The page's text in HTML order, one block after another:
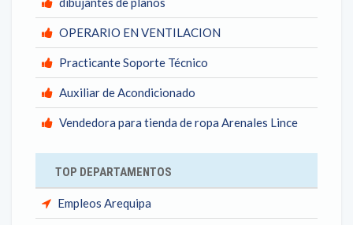
OPERARIO EN VENTILACION
Practicante Soporte Técnico
Auxiliar de Acondicionado
Vendedora para tienda de ropa Arenales Lince
TOP DEPARTAMENTOS
Empleos Arequipa